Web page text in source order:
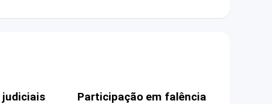
judiciais Participação em falência